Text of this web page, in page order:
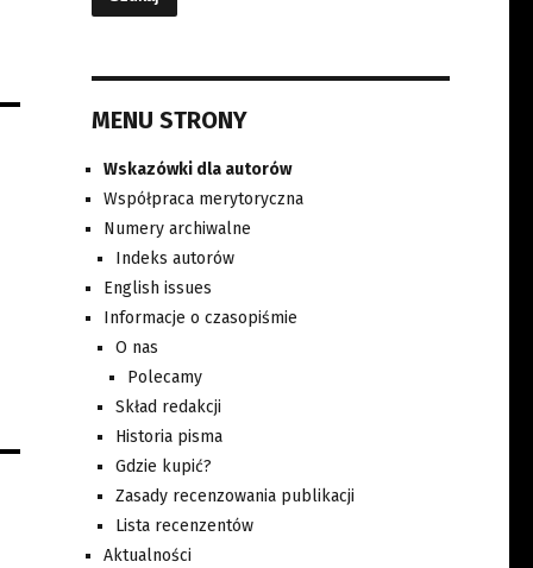
MENU STRONY
Wskazówki dla autorów
Współpraca merytoryczna
Numery archiwalne
Indeks autorów
English issues
Informacje o czasopiśmie
O nas
Polecamy
Skład redakcji
Historia pisma
Gdzie kupić?
Zasady recenzowania publikacji
Lista recenzentów
Aktualności